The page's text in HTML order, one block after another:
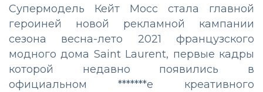
Супермодель Кейт Мосс стала главной
героиней новой рекламной кампании
сезона весна-лето 2021 французского
модного дома Saint Laurent, первые кадры
которой недавно появились в
официальном *******е креативного